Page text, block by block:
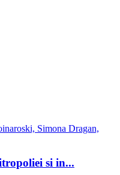
Simona Dragan,
si in...